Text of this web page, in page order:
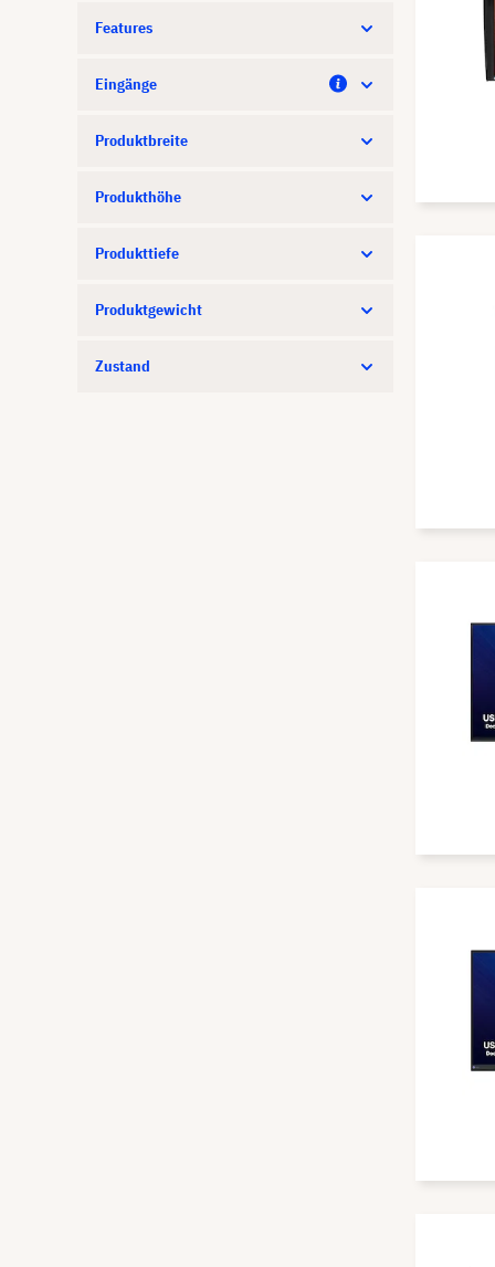
Apple
Asus
Atlona
Audinate
Audio Pro
Features
Eingänge
Produktbreite
Produkthöhe
Produkttiefe
Produktgewicht
Zustand